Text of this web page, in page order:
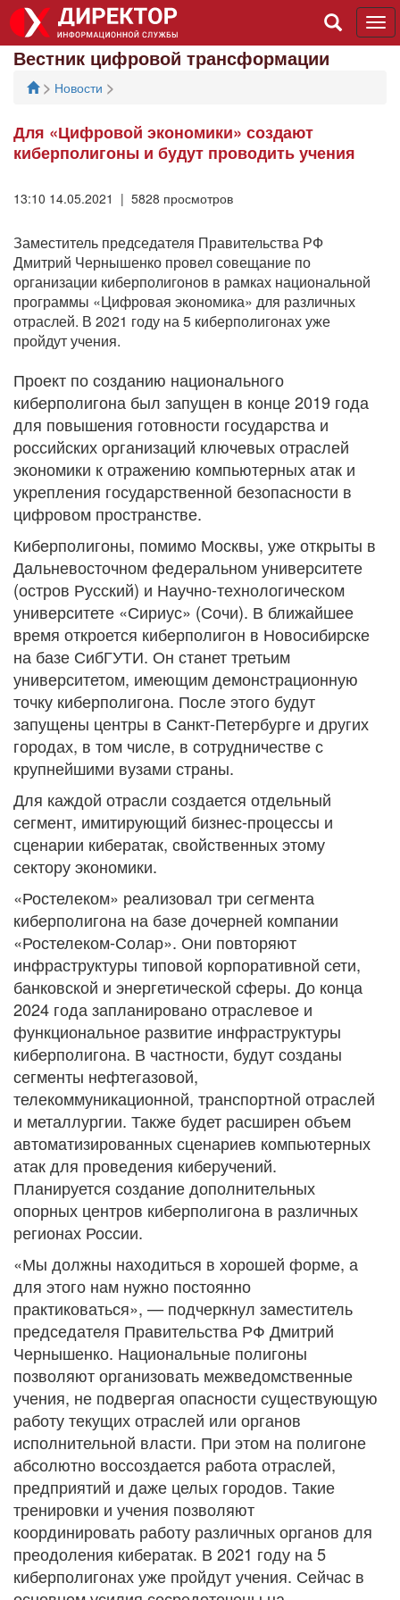
Вестник цифровой трансформации
> Новости >
Для «Цифровой экономики» создают
киберполигоны и будут проводить учения
13:10 14.05.2021 | 5828 просмотров
Заместитель председателя Правительства РФ
Дмитрий Чернышенко провел совещание по
организации киберполигонов в рамках национальной
программы «Цифровая экономика» для различных
отраслей. В 2021 году на 5 киберполигонах уже
пройдут учения.
Проект по созданию национального
киберполигона был запущен в конце 2019 года
для повышения готовности государства и
российских организаций ключевых отраслей
экономики к отражению компьютерных атак и
укрепления государственной безопасности в
цифровом пространстве.
Киберполигоны, помимо Москвы, уже открыты в
Дальневосточном федеральном университете
(остров Русский) и Научно-технологическом
университете «Сириус» (Сочи). В ближайшее
время откроется киберполигон в Новосибирске
на базе СибГУТИ. Он станет третьим
университетом, имеющим демонстрационную
точку киберполигона. После этого будут
запущены центры в Санкт-Петербурге и других
городах, в том числе, в сотрудничестве с
крупнейшими вузами страны.
Для каждой отрасли создается отдельный
сегмент, имитирующий бизнес-процессы и
сценарии кибератак, свойственных этому
сектору экономики.
«Ростелеком» реализовал три сегмента
киберполигона на базе дочерней компании
«Ростелеком-Солар». Они повторяют
инфраструктуры типовой корпоративной сети,
банковской и энергетической сферы. До конца
2024 года запланировано отраслевое и
функциональное развитие инфраструктуры
киберполигона. В частности, будут созданы
сегменты нефтегазовой,
телекоммуникационной, транспортной отраслей
и металлургии. Также будет расширен объем
автоматизированных сценариев компьютерных
атак для проведения киберучений.
Планируется создание дополнительных
опорных центров киберполигона в различных
регионах России.
«Мы должны находиться в хорошей форме, а
для этого нам нужно постоянно
практиковаться», — подчеркнул заместитель
председателя Правительства РФ Дмитрий
Чернышенко. Национальные полигоны
позволяют организовать межведомственные
учения, не подвергая опасности существующую
работу текущих отраслей или органов
исполнительной власти. При этом на полигоне
абсолютно воссоздается работа отраслей,
предприятий и даже целых городов. Такие
тренировки и учения позволяют
координировать работу различных органов для
преодоления кибератак. В 2021 году на 5
киберполигонах уже пройдут учения. Сейчас в